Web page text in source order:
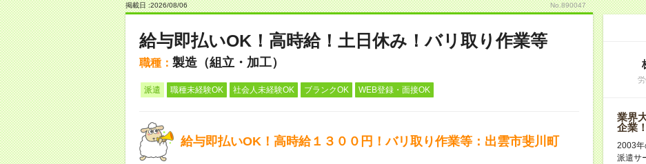
掲載日 :2026/08/06 No.890047
給与即払いOK！高時給！土日休み！バリ取り作業等
職種： 製造（組立・加工）
派遣 職種未経験OK 社会人未経験OK ブランクOK WEB登録・面接OK
給与即払いOK！高時給１３００円！バリ取り作業等：出雲市斐川町
業界
企業
2003年
派遣サ